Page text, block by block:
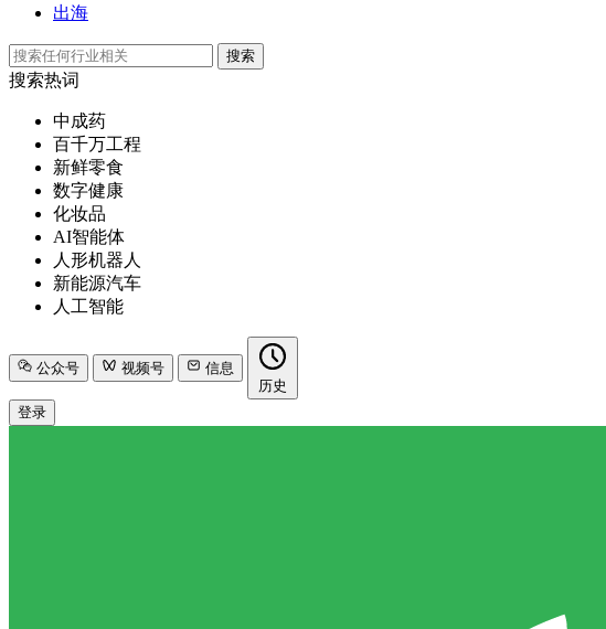
出海
搜索
搜索热词
中成药
百千万工程
新鲜零食
数字健康
化妆品
AI智能体
人形机器人
新能源汽车
人工智能
公众号 视频号
信息
历史
登录